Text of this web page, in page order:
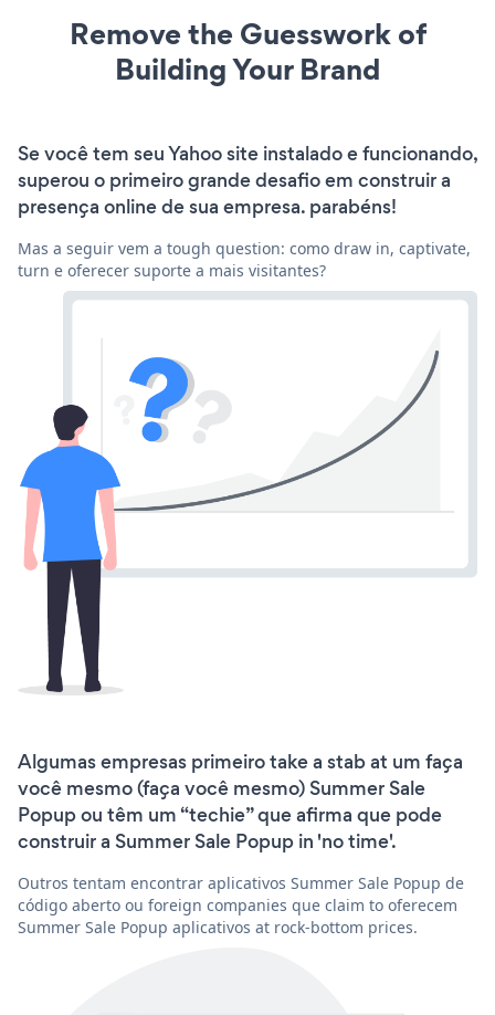
Remove the Guesswork of
Building Your Brand
Se você tem seu Yahoo site instalado e funcionando,
superou o primeiro grande desafio em construir a
presença online de sua empresa. parabéns!
Mas a seguir vem a tough question: como draw in, captivate,
turn e oferecer suporte a mais visitantes?
Algumas empresas primeiro take a stab at um faça
você mesmo (faça você mesmo) Summer Sale
Popup ou têm um “techie” que afirma que pode
construir a Summer Sale Popup in 'no time'.
Outros tentam encontrar aplicativos Summer Sale Popup de
código aberto ou foreign companies que claim to oferecem
Summer Sale Popup aplicativos at rock-bottom prices.